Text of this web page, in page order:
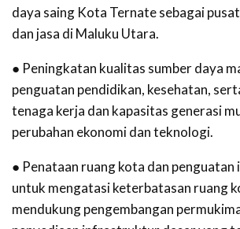
daya saing Kota Ternate sebagai
dan jasa di Maluku Utara.
● Peningkatan kualitas sumber daya
penguatan pendidikan, kesehatan,
tenaga kerja dan kapasitas generasi
perubahan ekonomi dan teknologi.
● Penataan ruang kota dan
untuk mengatasi keterbatasan ruang
mendukung pengembangan